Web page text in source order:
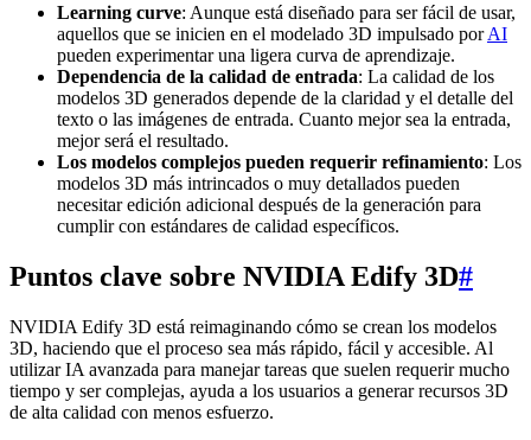
Learning curve: Aunque está diseñado para ser fácil de usar,
aquellos que se inicien en el modelado 3D impulsado porAI
pueden experimentar una ligera curva de aprendizaje.
Dependencia de la calidad de entrada: La calidad de los
modelos 3D generados depende de la claridad y el detalle del
texto o las imágenes de entrada. Cuanto mejor sea la entrada,
mejor será el resultado.
Los modelos complejos pueden requerir refinamiento: Los
modelos 3D más intrincados o muy detallados pueden
necesitar edición adicional después de la generación para
cumplir con estándares de calidad específicos.
Puntos clave sobre NVIDIA Edify 3D#
NVIDIA Edify 3D está reimaginando cómo se crean los modelos
3D, haciendo que el proceso sea más rápido, fácil y accesible. Al
utilizar IA avanzada para manejar tareas que suelen requerir mucho
tiempo y ser complejas, ayuda a los usuarios a generar recursos 3D
de alta calidad con menos esfuerzo.